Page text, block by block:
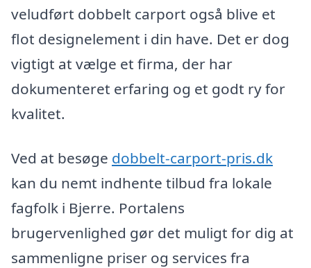
veludført dobbelt carport også blive et
flot designelement i din have. Det er dog
vigtigt at vælge et firma, der har
dokumenteret erfaring og et godt ry for
kvalitet.
Ved at besøge dobbelt-carport-pris.dk
kan du nemt indhente tilbud fra lokale
fagfolk i Bjerre. Portalens
brugervenlighed gør det muligt for dig at
sammenligne priser og services fra